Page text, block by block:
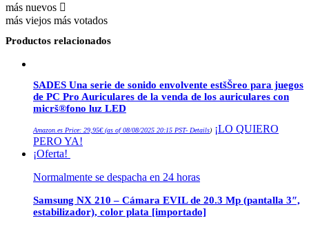
más nuevos
más viejos más votados
Productos relacionados
SADES Una serie de sonido envolvente estšŠreo para juegos
de PC Pro Auriculares de la venda de los auriculares con
micrš®fono luz LED
Amazon.es Price: 29,95€(as of 08/08/2025 20:15 PST- Details) ¡LO QUIERO
PERO YA!
¡Oferta!
Normalmente se despacha en 24 horas
Samsung NX 210 – Cámara EVIL de 20.3 Mp (pantalla 3″,
estabilizador), color plata [importado]